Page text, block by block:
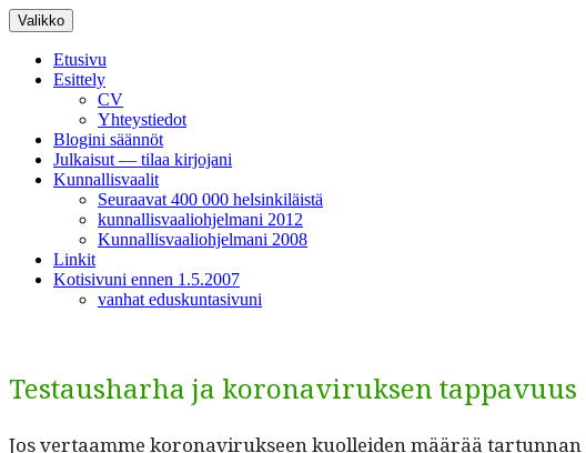
Siirry
sisältöön
Valikko
Etusivu
Esittely
CV
Yhteystiedot
Blogini säännöt
Julkaisut — tilaa kirjojani
Kunnallisvaalit
Seuraavat 400 000 helsinkiläistä
kunnallisvaaliohjelmani 2012
Kunnallisvaaliohjelmani 2008
Linkit
Kotisivuni ennen 1.5.2007
vanhat eduskuntasivuni
Testausharha ja koronaviruksen tappavuus
Jos ver­taamme koron­aviruk­seen kuollei­den määrää